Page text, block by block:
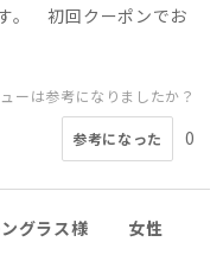
。 初回クーポンでお
ーは参考になりましたか？
参考になった 0
グラス様
女性